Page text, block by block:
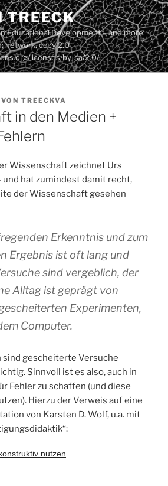
TREECK
Educational Development – and more.
network. ccby 2.0
licenses/by-sa/2.0/
VON TREECKVA
in den Medien +
Wissenschaft zeichnet Urs
und hat zumindest damit recht,
der Wissenschaft gesehen
Erkenntnis und zum
Ergebnis ist oft lang und
sind vergeblich, der
Alltag ist geprägt von
Experimenten,
Computer.
gescheiterte Versuche
Sinnvoll ist es also, auch in
Fehler zu schaffen (und diese
Hierzu der Verweis auf eine
von Karsten D. Wolf, u.a. mit
nutzen